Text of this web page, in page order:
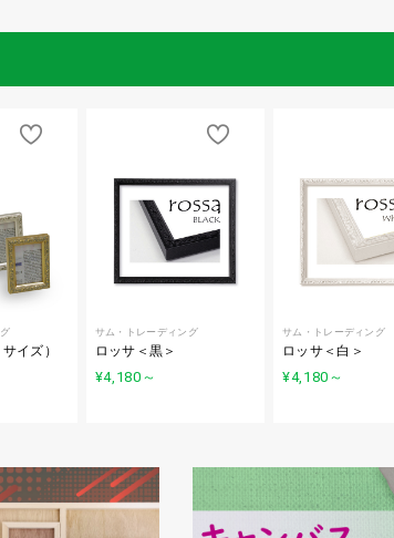
イズ）
サム・トレーディング
ロッサ＜黒＞
¥4,180 ～
サム・トレーディング
ロッサ＜白＞
¥4,180 ～